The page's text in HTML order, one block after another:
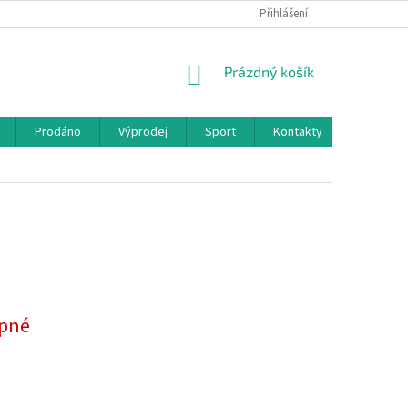
Přihlášení
NÁKUPNÍ
Prázdný košík
Prodáno Výprodej Sport
Kontakty